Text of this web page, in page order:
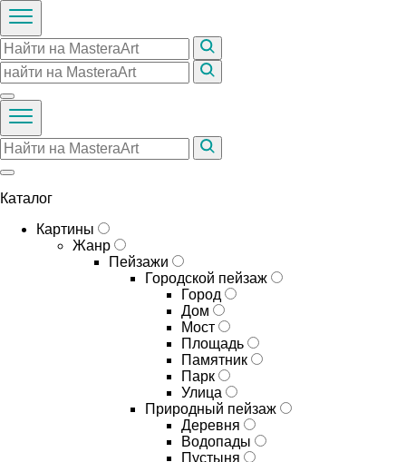
Каталог
Картины
Жанр
Пейзажи
Городской пейзаж
Город
Дом
Мост
Площадь
Памятник
Парк
Улица
Природный пейзаж
Деревня
Водопады
Пустыня